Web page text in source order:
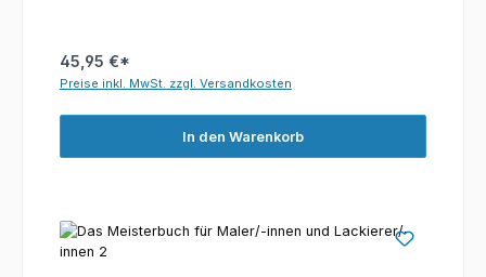
45,95 €*
Preise inkl. MwSt. zzgl. Versandkosten
In den Warenkorb